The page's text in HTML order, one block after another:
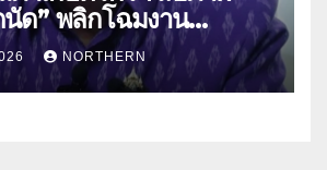
ด” พลิกโฉมงาน
รืองเมืองสองแคว 69” มุ่ง
ษตรกร ดึงนวัตกรรม-จับ
นค้าเกษตรสู่สากล (คลิป)
NORTHERN